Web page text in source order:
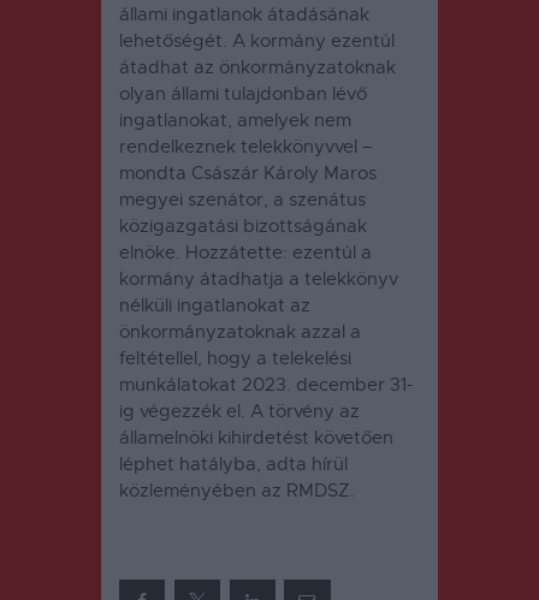
állami ingatlanok átadásának
lehetőségét. A kormány ezentúl
átadhat az önkormányzatoknak
olyan állami tulajdonban lévő
ingatlanokat, amelyek nem
rendelkeznek telekkönyvvel –
mondta Császár Károly Maros
megyei szenátor, a szenátus
közigazgatási bizottságának
elnöke. Hozzátette: ezentúl a
kormány átadhatja a telekkönyv
nélküli ingatlanokat az
önkormányzatoknak azzal a
feltétellel, hogy a telekelési
munkálatokat 2023. december 31-
ig végezzék el. A törvény az
államelnöki kihirdetést követően
léphet hatályba, adta hírül
közleményében az RMDSZ.